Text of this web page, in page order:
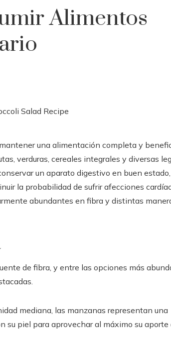
Alimentos
una alimentación completa y
verduras, cereales integrales y diversas
un aparato digestivo en buen estado,
la probabilidad de sufrir afecciones
abundantes en fibra y distintas
de fibra, y entre las opciones más
mediana, las manzanas representan una
su piel para aprovechar al máximo su aporte